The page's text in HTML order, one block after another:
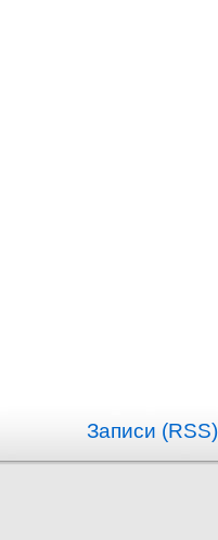
Записи (RSS)